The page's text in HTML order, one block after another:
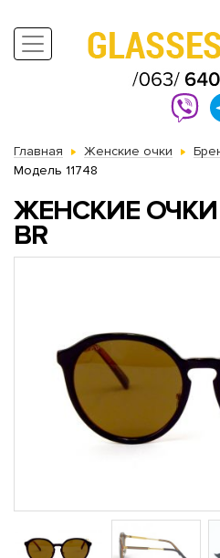
Главная Женские очки
Модель 11748
ЖЕНСКИЕ ОЧКИ
BR